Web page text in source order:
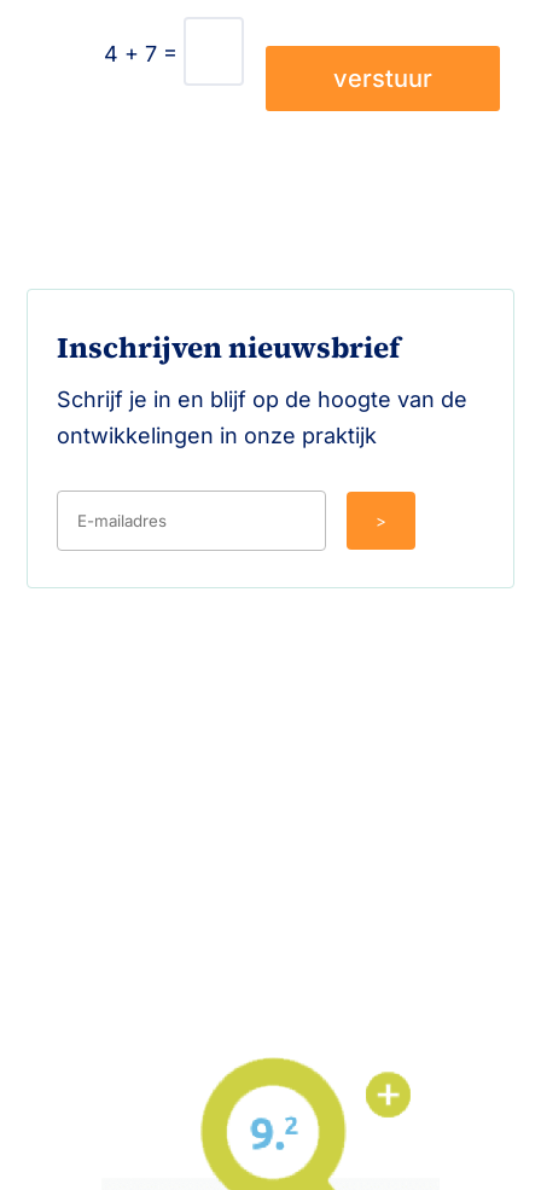
4 + 7=
verstuur
Inschrijven nieuwsbrief
Schrijf je in en blijf op de hoogte van de
ontwikkelingen in onze praktijk